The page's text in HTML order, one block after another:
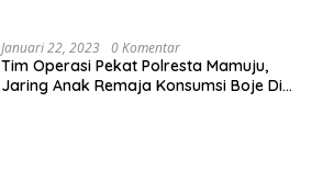
Januari 22, 2023 0 Komentar
Tim Operasi Pekat Polresta Mamuju,
Jaring Anak Remaja Konsumsi Boje Di